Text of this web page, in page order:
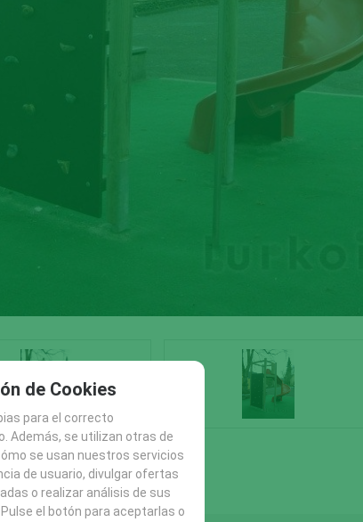
de Cookies
para el correcto
Además, se utilizan otras de
se usan nuestros servicios
de usuario, divulgar ofertas
o realizar análisis de sus
el botón para aceptarlas o